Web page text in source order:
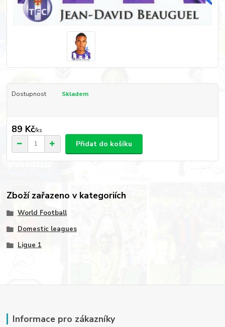
Dostupnost Skladem
89 Kč/ks
Přidat do košíku
Zboží zařazeno v kategoriích
World Football
Domestic leagues
Ligue 1
Informace pro zákazníky